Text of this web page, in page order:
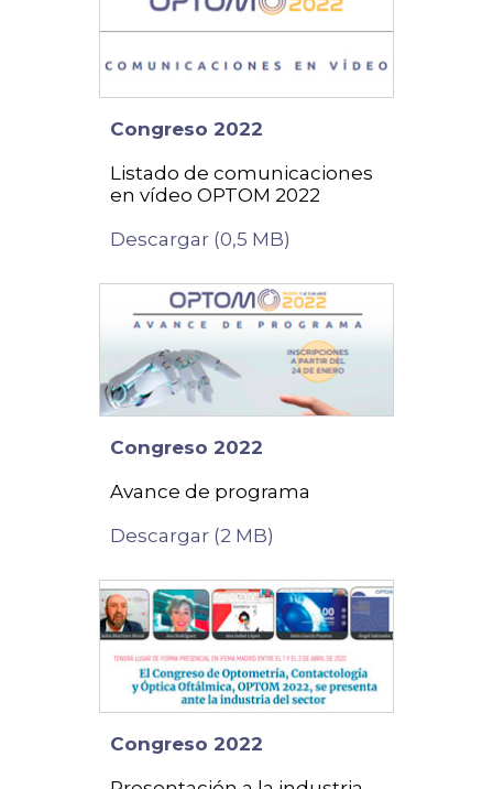
Congreso 2022
Listado de comunicaciones
en vídeo OPTOM 2022
Descargar (0,5 MB)
Congreso 2022
Avance de programa
Descargar (2 MB)
Congreso 2022